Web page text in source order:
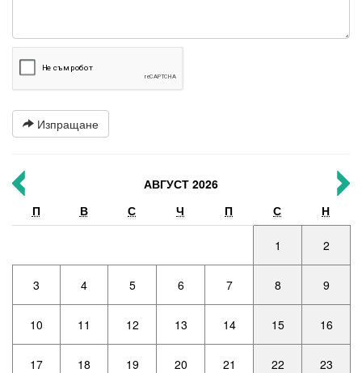
Изпращане
АВГУСТ 2026
П
В С Ч П С Н
1 2
3 4 5 6 7 8 9
10 11 12 13 14 15 16
17 18 19 20 21 22 23